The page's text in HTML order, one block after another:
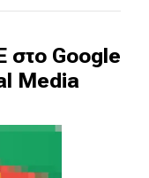
στο Google
Media